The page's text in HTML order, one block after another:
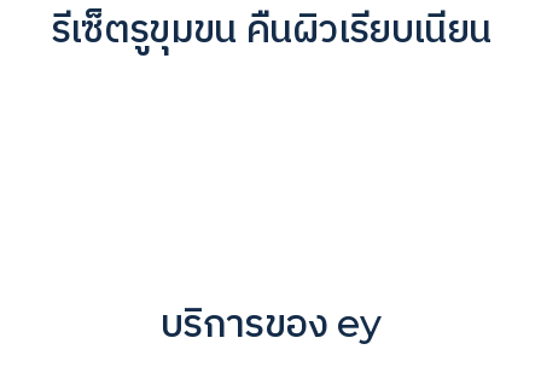
รีเซ็ตรูขุมขน คืนผิวเรียบเนียน
บริการของ ey